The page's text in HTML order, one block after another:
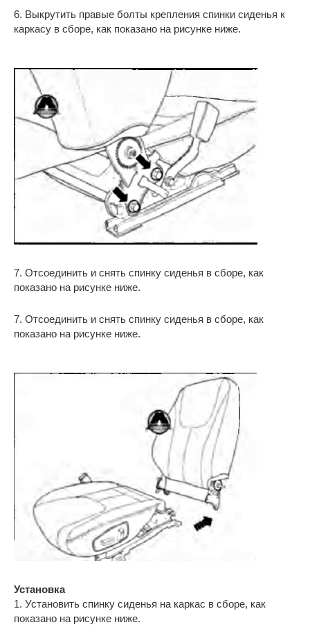
6. Выкрутить правые болты крепления спинки сиденья к
каркасу в сборе, как показано на рисунке ниже.
7. Отсоединить и снять спинку сиденья в сборе, как
показано на рисунке ниже.
7. Отсоединить и снять спинку сиденья в сборе, как
показано на рисунке ниже.
Установка
1. Установить спинку сиденья на каркас в сборе, как
показано на рисунке ниже.